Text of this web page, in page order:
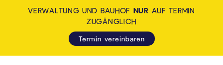
VERWALTUNG UND BAUHOF NUR AUF TERMIN
ZUGÄNGLICH
Termin vereinbaren